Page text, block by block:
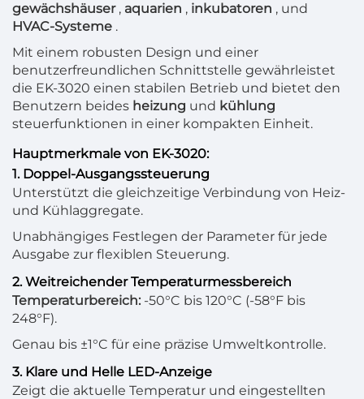
gewächshäuser , aquarien , inkubatoren , und
HVAC-Systeme .
Mit einem robusten Design und einer
benutzerfreundlichen Schnittstelle gewährleistet
die EK-3020 einen stabilen Betrieb und bietet den
Benutzern beides heizung und kühlung
steuerfunktionen in einer kompakten Einheit.
Hauptmerkmale von EK-3020:
1. Doppel-Ausgangssteuerung
Unterstützt die gleichzeitige Verbindung von Heiz-
und Kühlaggregate.
Unabhängiges Festlegen der Parameter für jede
Ausgabe zur flexiblen Steuerung.
2. Weitreichender Temperaturmessbereich
Temperaturbereich: -50°C bis 120°C (-58°F bis
248°F).
Genau bis ±1°C für eine präzise Umweltkontrolle.
3. Klare und Helle LED-Anzeige
Zeigt die aktuelle Temperatur und eingestellten